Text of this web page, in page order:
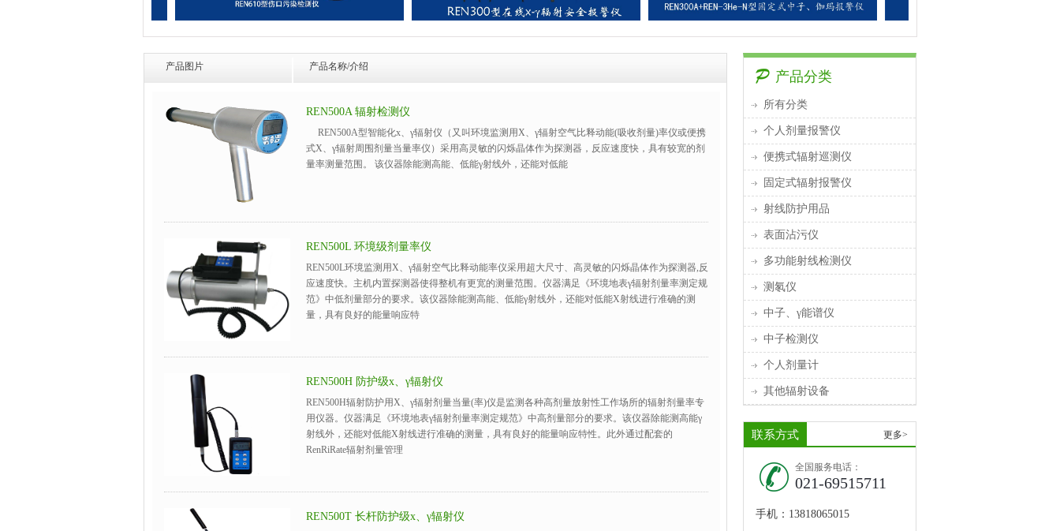
产品分类
所有分类
个人剂量报警仪
便携式辐射巡测仪
固定式辐射报警仪
射线防护用品
表面沾污仪
多功能射线检测仪
测氡仪
中子、γ能谱仪
中子检测仪
个人剂量计
其他辐射设备
联系方式 更多>
全国服务电话：
021-69515711
手机：13818065015
产品图片 产品名称/介绍
REN500A 辐射检测仪
REN500A型智能化х、γ辐射仪（又叫环境监测用X、γ辐射空气比释动能(吸收剂量)率仪或便携
式X、γ辐射周围剂量当量率仪）采用高灵敏的闪烁晶体作为探测器，反应速度快，具有较宽的剂
量率测量范围。 该仪器除能测高能、低能γ射线外，还能对低能
REN500L 环境级剂量率仪
REN500L环境监测用X、γ辐射空气比释动能率仪采用超大尺寸、高灵敏的闪烁晶体作为探测器,反
应速度快。主机内置探测器使得整机有更宽的测量范围。仪器满足《环境地表γ辐射剂量率测定规
范》中低剂量部分的要求。该仪器除能测高能、低能γ射线外，还能对低能X射线进行准确的测
量，具有良好的能量响应特
REN500H 防护级x、γ辐射仪
REN500H辐射防护用X、γ辐射剂量当量(率)仪是监测各种高剂量放射性工作场所的辐射剂量率专
用仪器。仪器满足《环境地表γ辐射剂量率测定规范》中高剂量部分的要求。该仪器除能测高能γ
射线外，还能对低能X射线进行准确的测量，具有良好的能量响应特性。此外通过配套的
RenRiRate辐射剂量管理
REN500T 长杆防护级x、γ辐射仪